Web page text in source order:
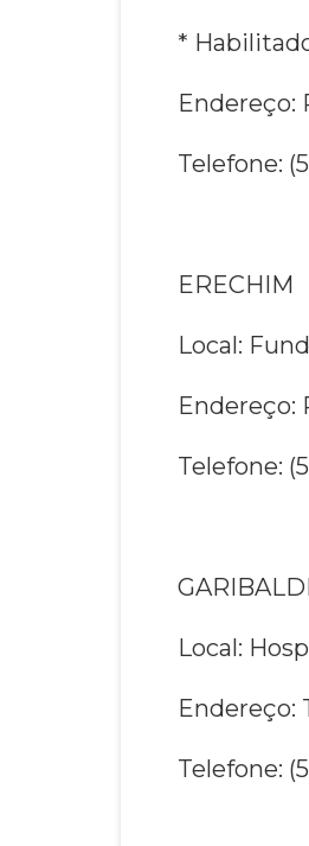
*
Endereço:
Telefone:
ERECHIM
Local:
Endereço:
Telefone:
Local:
Endereço:
Telefone: